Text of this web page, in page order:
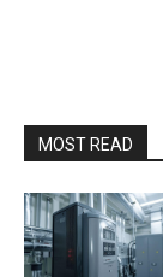
MOST READ